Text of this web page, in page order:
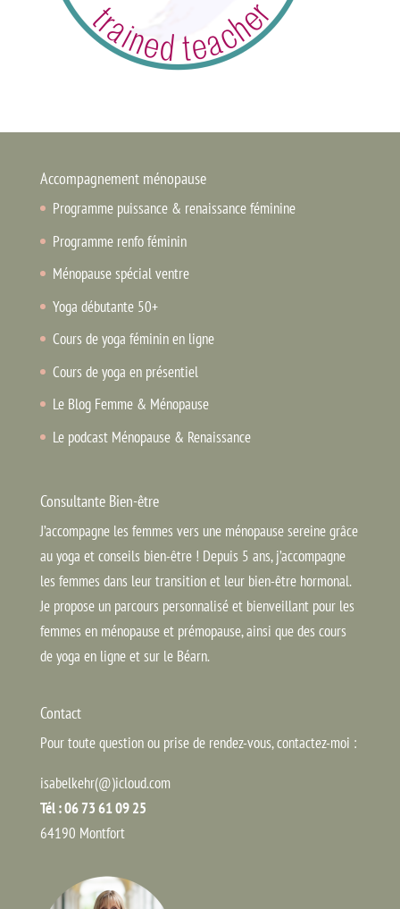
Accompagnement ménopause
Programme puissance & renaissance féminine
Programme renfo féminin
Ménopause spécial ventre
Yoga débutante 50+
Cours de yoga féminin en ligne
Cours de yoga en présentiel
Le Blog Femme & Ménopause
Le podcast Ménopause & Renaissance
Consultante Bien-être
J’accompagne les femmes vers une ménopause sereine grâce
au yoga et conseils bien-être ! Depuis 5 ans, j’accompagne
les femmes dans leur transition et leur bien-être hormonal.
Je propose un parcours personnalisé et bienveillant pour les
femmes en ménopause et prémopause, ainsi que des cours
de yoga en ligne et sur le Béarn.
Contact
Pour toute question ou prise de rendez-vous, contactez-moi :
isabelkehr(@)icloud.com
Tél : 06 73 61 09 25
64190 Montfort